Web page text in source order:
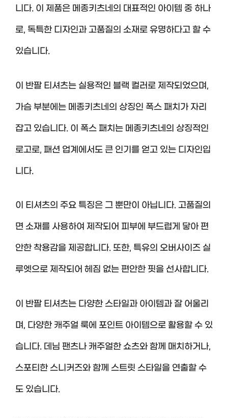
니다. 이 제품은 메종키츠네의 대표적인 아이템 중 하나
로, 독특한 디자인과 고품질의 소재로 유명하다고 할 수
있습니다.
이 반팔 티셔츠는 실용적인 블랙 컬러로 제작되었으며,
가슴 부분에는 메종키츠네의 상징인 폭스 패치가 자리
잡고 있습니다. 이 폭스 패치는 메종키츠네의 상징적인
로고로, 패션 업계에서도 큰 인기를 얻고 있는 디자인입
니다.
이 티셔츠의 주요 특징은 그 뿐만이 아닙니다. 고품질의
면 소재를 사용하여 제작되어 피부에 부드럽게 닿아 편
안한 착용감을 제공합니다. 또한, 특유의 오버사이즈 실
루엣으로 제작되어 헤짐 없는 편안한 핏을 선사합니다.
이 반팔 티셔츠는 다양한 스타일과 아이템과 잘 어울리
며, 다양한 캐주얼 룩에 포인트 아이템으로 활용할 수 있
습니다. 데님 팬츠나 캐주얼한 쇼츠와 함께 매치하거나,
스포티한 스니커즈와 함께 스트릿 스타일을 연출할 수
도 있습니다.